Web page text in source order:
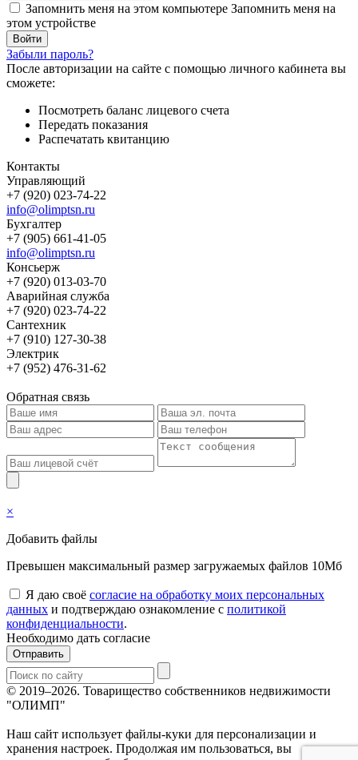
Запомнить меня на этом компьютере Запомнить меня на
этом устройстве
Забыли пароль?
После авторизации на сайте с помощью личного кабинета вы
сможете:
Посмотреть баланс лицевого счета
Передать показания
Распечатать квитанцию
Контакты
Управляющий
+7 (920) 023-74-22
info@olimptsn.ru
Бухгалтер
+7 (905) 661-41-05
info@olimptsn.ru
Консьерж
+7 (920) 013-03-70
Аварийная служба
+7 (920) 023-74-22
Сантехник
+7 (910) 127-30-38
Электрик
+7 (952) 476-31-62
Обратная связь
×
Добавить файлы
Превышен максимальный размер загружаемых файлов 10Мб
Я даю своё согласие на обработку моих персональных
данных и подтверждаю ознакомление с политикой
конфиденциальности.
Необходимо дать согласие
Отправить
© 2019–2026. Товарищество собственников недвижимости
"ОЛИМП"
Наш сайт использует файлы-куки для персонализации и
хранения настроек. Продолжая им пользоваться, вы